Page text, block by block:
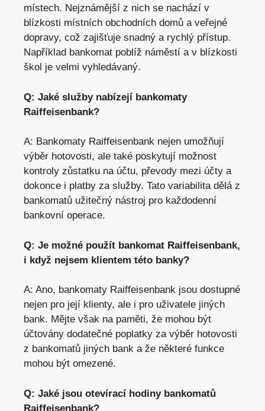
místech. Nejznámější z nich se nachází v
blízkosti místních obchodních domů a veřejné
dopravy, což zajišťuje snadný a rychlý přístup.
Například bankomat poblíž náměstí a v blízkosti
škol je velmi vyhledávaný.
Q: Jaké služby nabízejí bankomaty
Raiffeisenbank?
A: Bankomaty Raiffeisenbank nejen umožňují
výběr hotovosti, ale také poskytují možnost
kontroly zůstatku na účtu, převody mezi účty a
dokonce i platby za služby. Tato variabilita dělá z
bankomatů užitečný nástroj pro každodenní
bankovní operace.
Q: Je možné použít bankomat Raiffeisenbank,
i když nejsem klientem této banky?
A: Ano, bankomaty Raiffeisenbank jsou dostupné
nejen pro její klienty, ale i pro uživatele jiných
bank. Mějte však na paměti, že mohou být
účtovány dodatečné poplatky za výběr hotovosti
z bankomatů jiných bank a že některé funkce
mohou být omezené.
Q: Jaké jsou otevírací hodiny bankomatů
Raiffeisenbank?